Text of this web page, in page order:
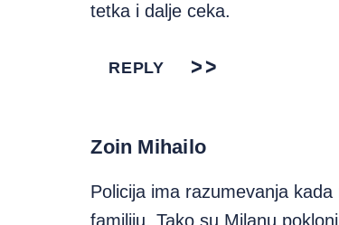
tetka i dalje ceka.
REPLY
Zoin Mihailo
Policija ima razumevanja
familiju. Tako su Milanu